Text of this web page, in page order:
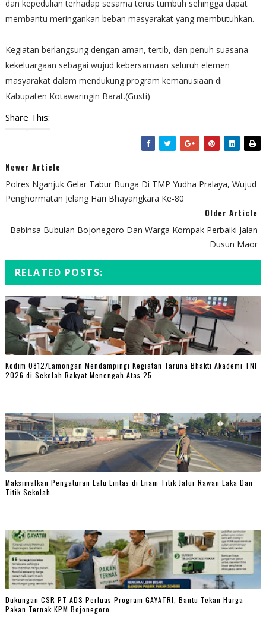
dan kepedulian terhadap sesama terus tumbuh sehingga dapat
membantu meringankan beban masyarakat yang membutuhkan.
Kegiatan berlangsung dengan aman, tertib, dan penuh suasana
kekeluargaan sebagai wujud kebersamaan seluruh elemen
masyarakat dalam mendukung program kemanusiaan di
Kabupaten Kotawaringin Barat.(Gusti)
Share This:
Newer Article
Polres Nganjuk Gelar Tabur Bunga Di TMP Yudha Pralaya, Wujud
Penghormatan Jelang Hari Bhayangkara Ke-80
Older Article
Babinsa Bubulan Bojonegoro Dan Warga Kompak Perbaiki Jalan
Dusun Maor
RELATED POSTS:
Kodim 0812/Lamongan Mendampingi Kegiatan Taruna Bhakti Akademi TNI
2026 di Sekolah Rakyat Menengah Atas 25
Maksimalkan Pengaturan Lalu Lintas di Enam Titik Jalur Rawan Laka Dan
Titik Sekolah
Dukungan CSR PT ADS Perluas Program GAYATRI, Bantu Tekan Harga
Pakan Ternak KPM Bojonegoro